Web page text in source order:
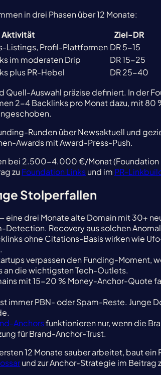
in drei Phasen über 12 Monate:
Aktivität
Ziel-DR
Listings, Profil-Plattformen DR 5-15
im moderaten Drip
DR 15-25
plus PR-Hebel
DR 25-40
Quell-Auswahl präzise definiert. In
2-4 Backlinks pro Monat dazu, mit
Runden über Newsaktuell und
Awards mit Award-Press-Push.
bei 2.500-4.000 €/Monat
zu Foundation Linksund im PR-
Stolperfallen
eine drei Monate alte Domain mit 30+
Recovery aus solchen
ohne Citations-Basis wirken wie
verpassen den Funding-Moment,
die wichtigsten Tech-Outlets.
mit 15-20 % Money-Anchor-Quote
immer PBN- oder Spam-Reste. Junge
Anchorsfunktionieren nur, wenn die
für Brand-Anchor-Trust.
12 Monate sauber arbeitet, baut
und zur Anchor-Strategie im Beitrag